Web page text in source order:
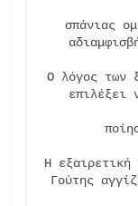
σπάνιας
Ο λόγος των
επιλέξει
Η
Γούτης